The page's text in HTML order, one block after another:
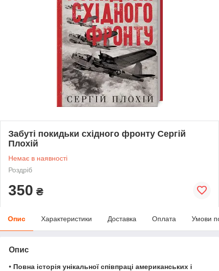
Забуті покидьки східного фронту Сергій
Плохій
Немає в наявності
Роздріб
350 ₴
Опис Характеристики Доставка Оплата Умови
Опис
• Повна історія унікальної співпраці американських і